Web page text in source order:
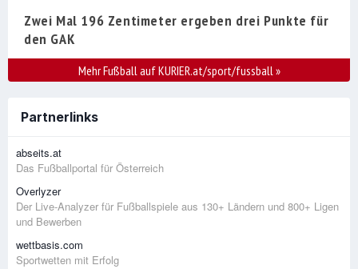
Zwei Mal 196 Zentimeter ergeben drei Punkte für
den GAK
Mehr Fußball auf KURIER.at/sport/fussball»
Partnerlinks
abseits.at
Das Fußballportal für Österreich
Overlyzer
Der Live-Analyzer für Fußballspiele aus 130+ Ländern und 800+ Ligen
und Bewerben
wettbasis.com
Sportwetten mit Erfolg